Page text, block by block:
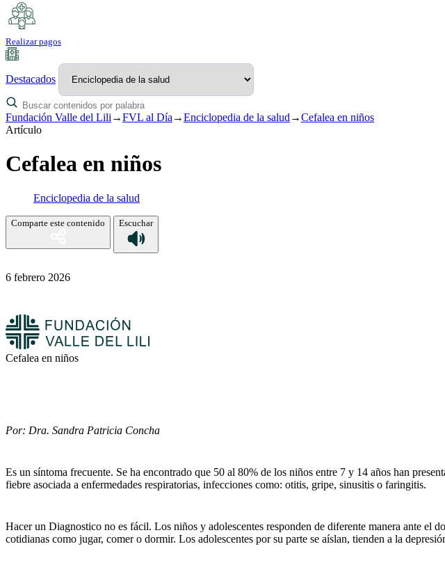
Realizar pagos
Destacados
Fundación Valle del Lili →FVL al Día →Enciclopedia de la salud →Cefalea en niños
Artículo
Cefalea en niños
Enciclopedia de la salud
Comparte este contenido Escuchar
6 febrero 2026
Cefalea en niños
Por: Dra. Sandra Patricia Concha
Es un síntoma frecuente. Se ha encontrado que 50 al 80% de los niños entre 7 y 14 años han
fiebre asociada a enfermedades respiratorias, infecciones como: otitis, gripe, sinusitis o faringitis.
Hacer un Diagnostico no es fácil. Los niños y adolescentes responden de diferente manera ante el
cotidianas como jugar, comer o dormir. Los adolescentes por su parte se aíslan, tienden a la